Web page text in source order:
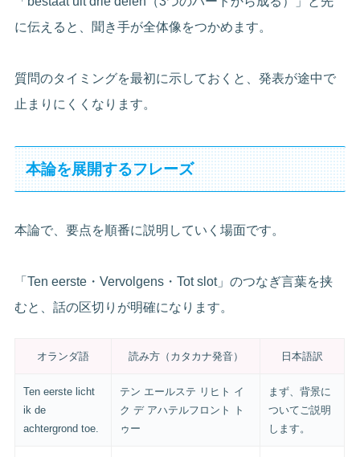
に伝えると、聞き手が全体像をつかめます。
質問のタイミングを最初に示しておくと、発表が途中で
止まりにくくなります。
本論を展開するフレーズ
本論で、要点を順番に説明していく場面です。
「Ten eerste・Vervolgens・Tot slot」のつなぎ言葉を挟
むと、話の区切りが明確になります。
オランダ語 読み方（カタカナ発音） 日本語訳
Ten eerste licht
ik de
achtergrond toe.
テン エールステ リヒト イ
ク デ アハテルフロント ト
ゥー
まず、背景に
ついてご説明
します。